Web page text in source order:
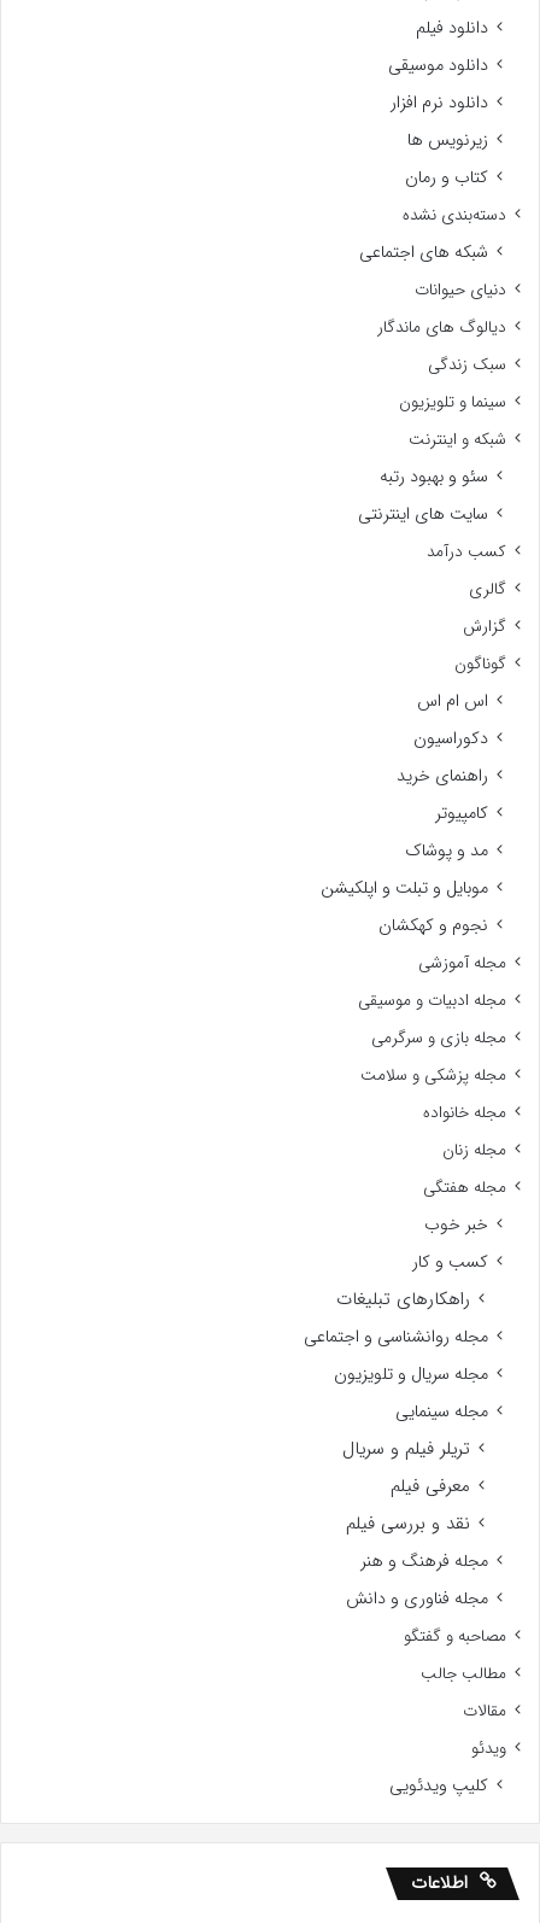
دانلود فیلم
دانلود موسیقی
دانلود نرم افزار
زیرنویس ها
کتاب و رمان
دسته‌بندی نشده
شبکه های اجتماعی
دنیای حیوانات
دیالوگ های ماندگار
سبک زندگی
سینما و تلویزیون
شبکه و اینترنت
سئو و بهبود رتبه
سایت های اینترنتی
کسب درآمد
گالری
گزارش
گوناگون
اس ام اس
دکوراسیون
راهنمای خرید
کامپیوتر
مد و پوشاک
موبایل و تبلت و اپلکیشن
نجوم و کهکشان
مجله آموزشی
مجله ادبیات و موسیقی
مجله بازی و سرگرمی
مجله پزشکی و سلامت
مجله خانواده
مجله زنان
مجله هفتگی
خبر خوب
کسب و کار
راهکارهای تبلیغات
مجله روانشناسی و اجتماعی
مجله سریال و تلویزیون
مجله سینمایی
تریلر فیلم و سریال
معرفی فیلم
نقد و بررسی فیلم
مجله فرهنگ و هنر
مجله فناوری و دانش
مصاحبه و گفتگو
مطالب جالب
مقالات
ویدئو
کلیپ ویدئویی
اطلاعات